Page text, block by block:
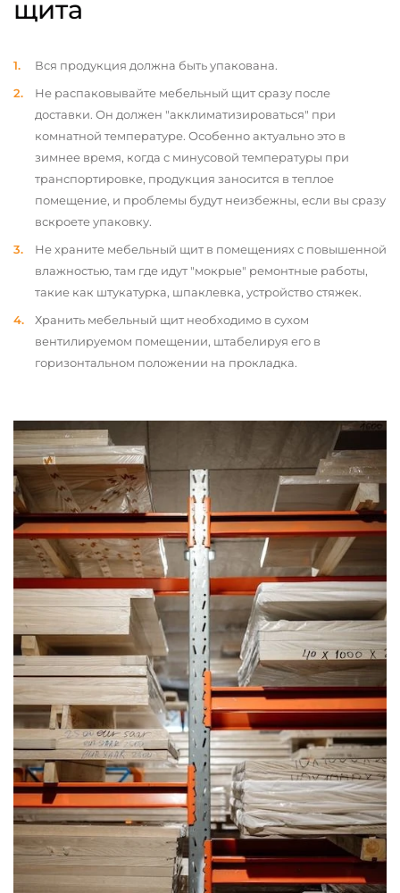
щита
Вся продукция должна быть упакована.
Не распаковывайте мебельный щит сразу после
доставки. Он должен "акклиматизироваться" при
комнатной температуре. Особенно актуально это в
зимнее время, когда с минусовой температуры при
транспортировке, продукция заносится в теплое
помещение, и проблемы будут неизбежны, если вы сразу
вскроете упаковку.
Не храните мебельный щит в помещениях с повышенной
влажностью, там где идут "мокрые" ремонтные работы,
такие как штукатурка, шпаклевка, устройство стяжек.
Хранить мебельный щит необходимо в сухом
вентилируемом помещении, штабелируя его в
горизонтальном положении на прокладка.